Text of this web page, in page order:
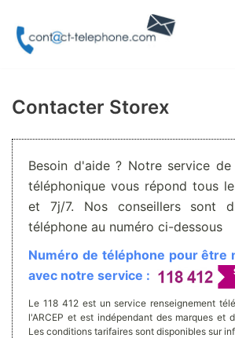
Aller
Contacter Storex
Besoin d'aide ? Notre service de
téléphonique vous répond tous
et 7j/7. Nos conseillers sont
téléphone au numéro ci-dessous
Numéro de téléphone pour être
avec notre service :
Le 118 412 est un service renseignement
l'ARCEP et est indépendant des marques et
Les conditions tarifaires sont disponibles sur